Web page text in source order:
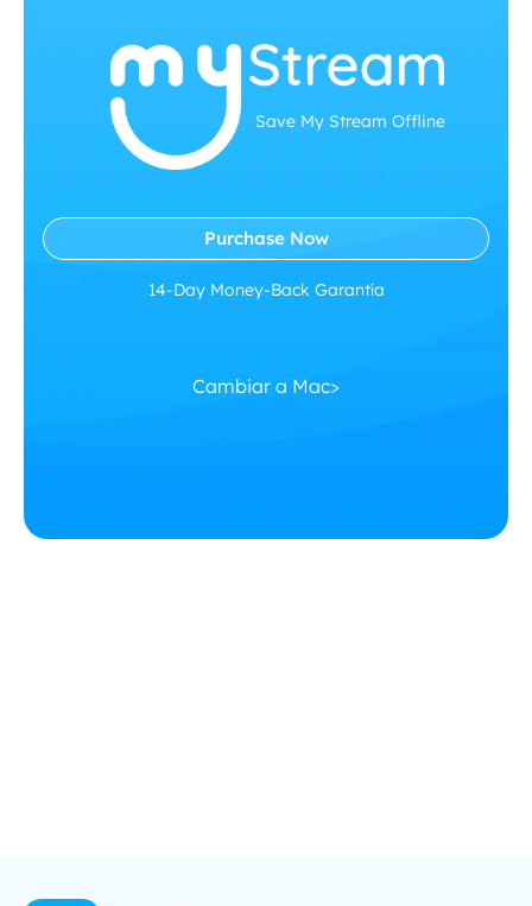
Save My Stream Offline
Purchase Now
14-Day Money-Back Garantía
Cambiar a Mac>